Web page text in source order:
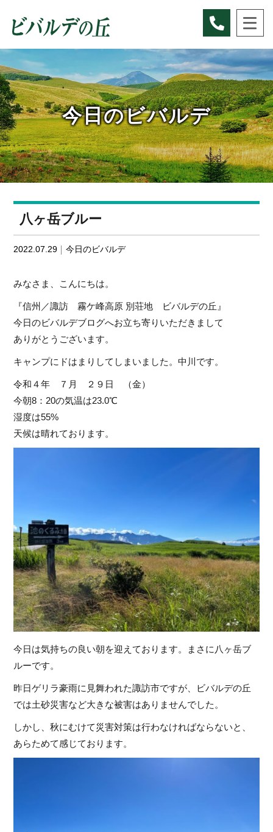
今日のビバルデ
八ヶ岳ブルー
2022.07.29 今日のビバルデ
みなさま、こんにちは。
『信州／諏訪 霧ケ峰高原 別荘地 ビバルデの丘』
今日のビバルデブログへお立ち寄りいただきまして
ありがとうございます。
キャンプにドはまりしてしまいました。中川です。
令和４年 ７月 ２９日 （金）
今朝8：20の気温は23.0℃
湿度は55%
天候は晴れております。
今日は気持ちの良い朝を迎えております。まさに八ヶ岳ブ
ルーです。
昨日ゲリラ豪雨に見舞われた諏訪市ですが、ビバルデの丘
では土砂災害など大きな被害はありませんでした。
しかし、秋にむけて災害対策は行わなければならないと、
あらためて感じております。